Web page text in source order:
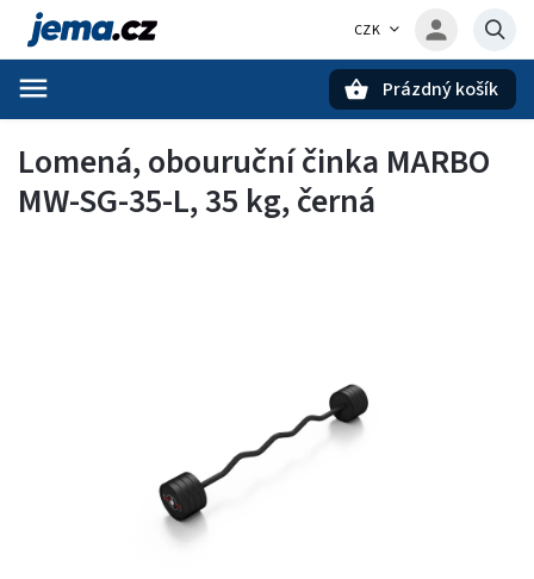
CZK
Prázdný košík
Lomená, obouruční činka MARBO
MW-SG-35-L, 35 kg, černá